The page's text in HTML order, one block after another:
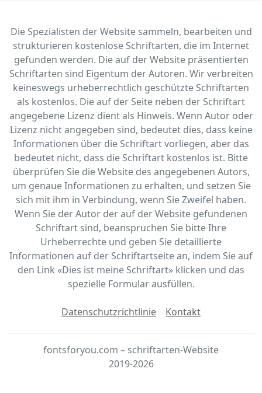
Die Spezialisten der Website sammeln, bearbeiten und
strukturieren kostenlose Schriftarten, die im Internet
gefunden werden. Die auf der Website präsentierten
Schriftarten sind Eigentum der Autoren. Wir verbreiten
keineswegs urheberrechtlich geschützte Schriftarten
als kostenlos. Die auf der Seite neben der Schriftart
angegebene Lizenz dient als Hinweis. Wenn Autor oder
Lizenz nicht angegeben sind, bedeutet dies, dass keine
Informationen über die Schriftart vorliegen, aber das
bedeutet nicht, dass die Schriftart kostenlos ist. Bitte
überprüfen Sie die Website des angegebenen Autors,
um genaue Informationen zu erhalten, und setzen Sie
sich mit ihm in Verbindung, wenn Sie Zweifel haben.
Wenn Sie der Autor der auf der Website gefundenen
Schriftart sind, beanspruchen Sie bitte Ihre
Urheberrechte und geben Sie detaillierte
Informationen auf der Schriftartseite an, indem Sie auf
den Link «‎Dies ist meine Schriftart» klicken und das
spezielle Formular ausfüllen.
Datenschutzrichtlinie Kontakt
fontsforyou.com – schriftarten-Website
2019-2026